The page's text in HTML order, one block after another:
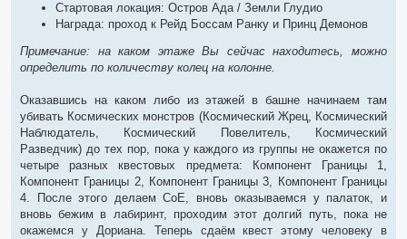
с
о
е
н
е
Стартовая локация: Остров Ада / Земли Глудио
Награда: проход к Рейд Боссам Ранку и Принц Демонов
Примечание: на каком этаже Вы сейчас находитесь, можно
определить по количеству колец на колонне.
Оказавшись на каком либо из этажей в башне начинаем там
убивать Космических монстров (Космический Жрец, Космический
Наблюдатель, Космический Повелитель, Космический
Разведчик) до тех пор, пока у каждого из группы не окажется по
четыре разных квестовых предмета: Компонент Границы 1,
Компонент Границы 2, Компонент Границы 3, Компонент Границы
4. После этого делаем СоЕ, вновь оказываемся у палаток, и
вновь бежим в лабиринт, проходим этот долгий путь, пока не
окажемся у Дориана. Теперь сдаём квест этому человеку в